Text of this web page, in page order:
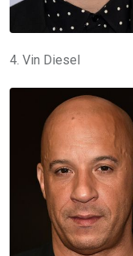
4. Vin Diesel